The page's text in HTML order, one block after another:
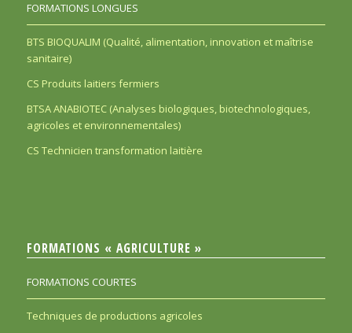
FORMATIONS LONGUES
BTS BIOQUALIM (Qualité, alimentation, innovation et maîtrise
sanitaire)
CS Produits laitiers fermiers
BTSA ANABIOTEC (Analyses biologiques, biotechnologiques,
agricoles et environnementales)
CS Technicien transformation laitière
FORMATIONS « AGRICULTURE »
FORMATIONS COURTES
Techniques de productions agricoles